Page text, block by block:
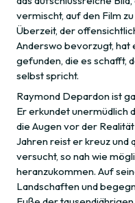
vermischt, auf den Film
Überzeit, der
Anderswo bevorzugt, hat
gefunden, die es schafft,
selbst spricht.
Raymond Depardon ist
Er erkundet unermüdlich
die Augen vor der
Jahren reist er kreuz und
versucht, so nah wie
heranzukommen. Auf
Landschaften und